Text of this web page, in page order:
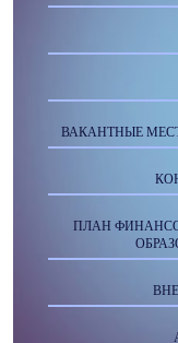
ВАКАНТНЫЕ
ПЛАН